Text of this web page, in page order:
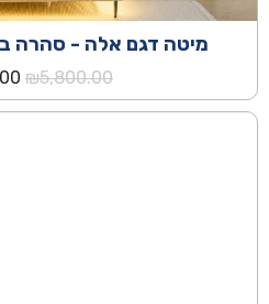
מיטה דגם אלה - סהרה
₪5,800.00